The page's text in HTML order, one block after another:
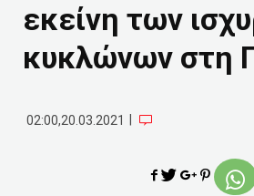
εκείνη των
κυκλώνων στη
02:00,20.03.2021